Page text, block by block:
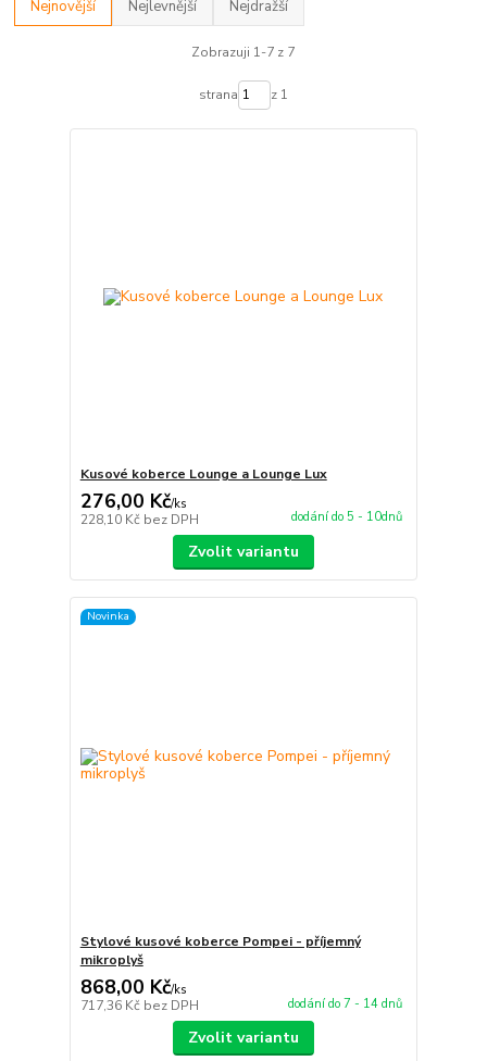
Nejnovější Nejlevnější Nejdražší
Zobrazuji 1-7 z 7
strana z 1
Kusové koberce Lounge a Lounge Lux
276,00 Kč/ks
228,10 Kč bez DPH dodání do 5 - 10dnů
Zvolit variantu
Novinka
Stylové kusové koberce Pompei - příjemný
mikroplyš
868,00 Kč/ks
717,36 Kč bez DPH dodání do 7 - 14 dnů
Zvolit variantu